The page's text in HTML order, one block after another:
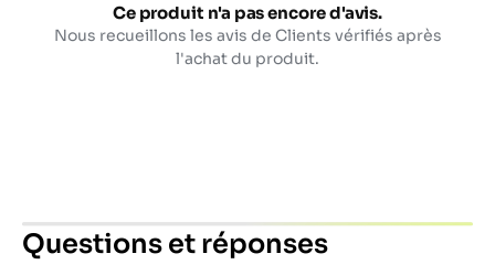
Ce produit n'a pas encore d'avis.
Nous recueillons les avis de Clients vérifiés après
l'achat du produit.
Questions et réponses